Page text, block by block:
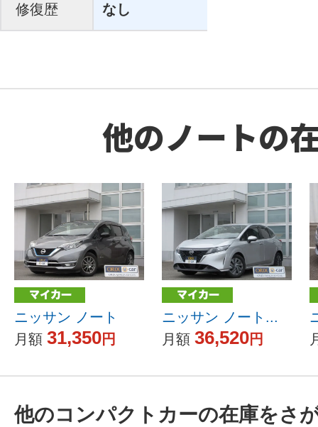
修復歴 なし
他のノートの
ニッサン ノート
月額 31,350円
ニッサン ノート...
月額 36,520円
他のコンパクトカーの在庫をさ